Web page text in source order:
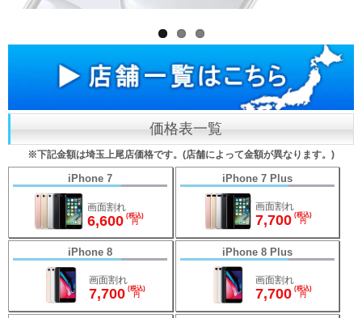
価格表一覧
※下記金額は埼玉上尾店価格です。(店舗によって金額が異なります。)
iPhone 7
画面割れ
6,600 (税込)
円
iPhone 7 Plus
画面割れ
7,700 (税込)
円
iPhone 8
画面割れ
7,700 (税込)
円
iPhone 8 Plus
画面割れ
7,700 (税込)
円